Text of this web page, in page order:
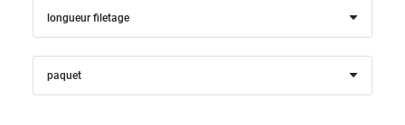
longueur filetage
paquet